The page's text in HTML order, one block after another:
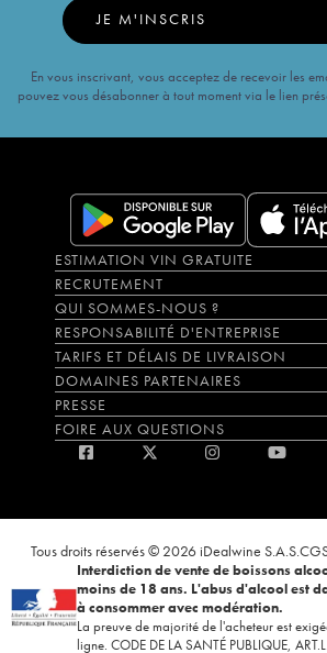
JE M'INSCRIS
En vous inscrivant, vous acceptez de recevoir les
pouvez vous désabonner à tout moment via le lien
ESTIMATION VIN GRATUITE
RECRUTEMENT
QUI SOMMES-NOUS ?
RESPONSABILITÉ D'ENTREPRISE
TARIFS ET DÉLAIS DE LIVRAISON
DOMAINES PARTENAIRES
PRESSE
FOIRE AUX QUESTIONS
Tous droits réservés © 2026 iDealwine S.A.S.
Interdiction de vente de boissons
moins de 18 ans. L'abus d'alcool est
à consommer avec modération.
La preuve de majorité de l'acheteur est
ligne. CODE DE LA SANTÉ PUBLIQUE,